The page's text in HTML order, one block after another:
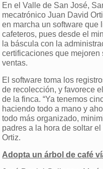
En el Valle de San José,
mecatrónico Juan David
en marcha un software que
cafeteros, pues desde el
la báscula con la
certificaciones que
ventas.
El software toma los
de recolección, y favorece
de la finca. “Ya tenemos
haciendo todo a mano y
todo más organizado,
padres a la hora de soltar
Ortiz.
Adopta un árbol de café